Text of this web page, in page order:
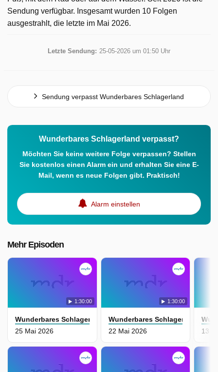
Sendung verfügbar. Insgesamt wurden 10 Folgen
ausgestrahlt, die letzte im Mai 2026.
Letzte Sendung: 25-05-2026 um 01:50 Uhr
Sendung verpasst Wunderbares Schlagerland
Wunderbares Schlagerland verpasst?
Möchten Sie keine weitere Folge verpassen? Stellen
Sie kostenlos einen Alarm ein und erhalten Sie eine E-
Mail, wenn es neue Folgen gibt. Praktisch!
Alarm einstellen
Mehr Episoden
1:30:00
Wunderbares Schlagerland
25 Mai 2026
1:30:00
Wunderbares Schlagerland
22 Mai 2026
13